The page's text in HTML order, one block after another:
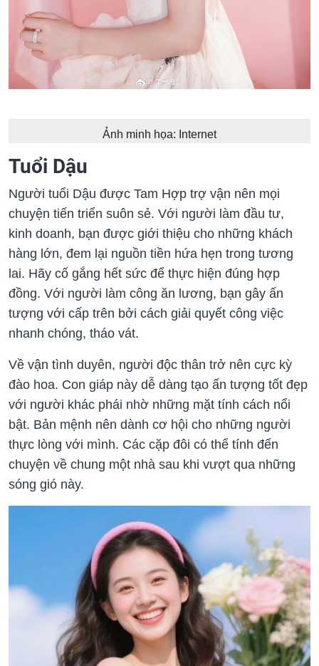
Ảnh minh họa: Internet
Tuổi Dậu
Người tuổi Dậu được Tam Hợp trợ vận nên mọi
chuyện tiến triển suôn sẻ. Với người làm đầu tư,
kinh doanh, bạn được giới thiệu cho những khách
hàng lớn, đem lại nguồn tiền hứa hẹn trong tương
lai. Hãy cố gắng hết sức để thực hiện đúng hợp
đồng. Với người làm công ăn lương, bạn gây ấn
tượng với cấp trên bởi cách giải quyết công việc
nhanh chóng, tháo vát.
Về vận tình duyên, người độc thân trở nên cực kỳ
đào hoa. Con giáp này dễ dàng tạo ấn tượng tốt đẹp
với người khác phái nhờ những mặt tính cách nổi
bật. Bản mệnh nên dành cơ hội cho những người
thực lòng với mình. Các cặp đôi có thể tính đến
chuyện về chung một nhà sau khi vượt qua những
sóng gió này.